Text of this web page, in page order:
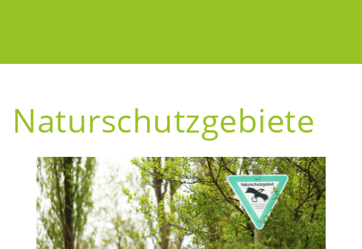
Naturschutzgebiete